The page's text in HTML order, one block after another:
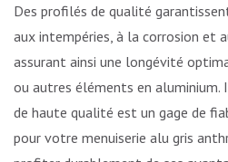
Des profilés de qualité
aux intempéries, à la corrosion et
assurant ainsi une longévité
ou autres éléments en aluminium.
de haute qualité est un gage de
pour votre menuiserie alu gris